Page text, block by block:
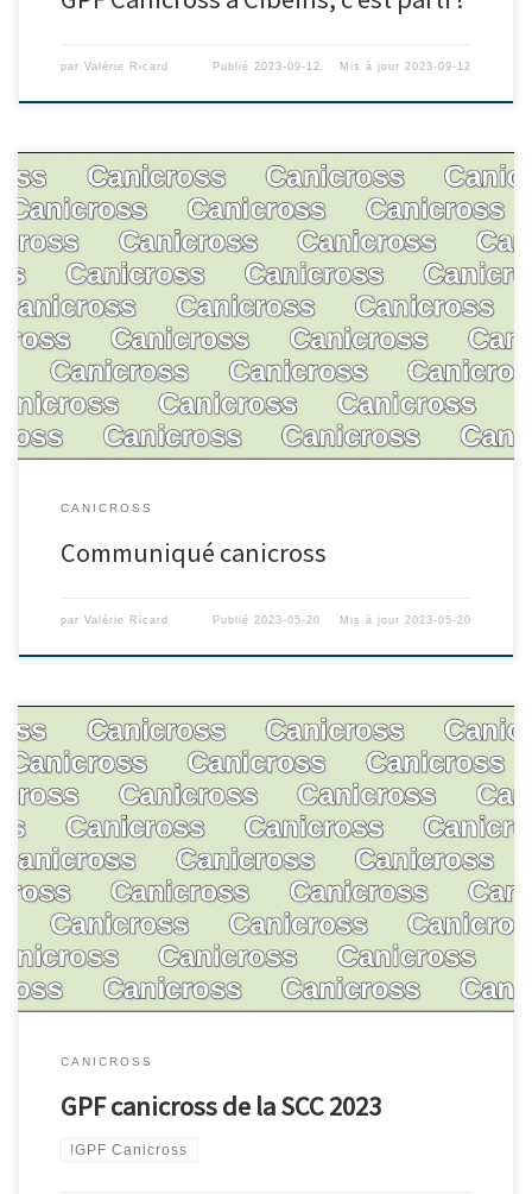
par Valérie Ricard Publié2023-09-12 Mis à jour2023-09-12
CANICROSS
Communiqué canicross
par Valérie Ricard Publié 2023-05-20 Mis à jour 2023-05-20
CANICROSS
GPF canicross de la SCC 2023
!GPF Canicross